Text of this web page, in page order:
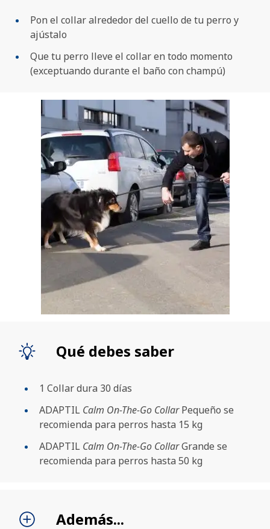
BUSCAR
Pon el collar alrededor del cuello de tu perro y
ajústalo
Que tu perro lleve el collar en todo momento
(exceptuando durante el baño con champú)
Qué debes saber
1 Collar dura 30 días
ADAPTIL Calm On-The-Go CollarPequeño se
recomienda para perros hasta 15 kg
ADAPTIL Calm On-The-Go CollarGrande se
recomienda para perros hasta 50 kg
Además...